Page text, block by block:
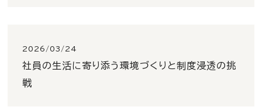
2026/03/24
社員の生活に寄り添う環境づくりと制度浸透の挑
戦